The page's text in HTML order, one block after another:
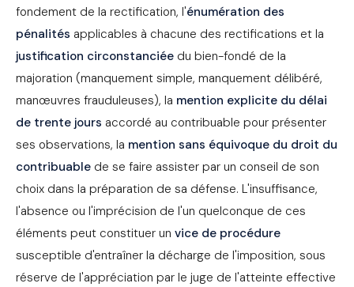
fondement de la rectification, l'énumération des
pénalités applicables à chacune des rectifications et la
justification circonstanciée du bien-fondé de la
majoration (manquement simple, manquement délibéré,
manœuvres frauduleuses), la mention explicite du délai
de trente jours accordé au contribuable pour présenter
ses observations, la mention sans équivoque du droit du
contribuable de se faire assister par un conseil de son
choix dans la préparation de sa défense. L'insuffisance,
l'absence ou l'imprécision de l'un quelconque de ces
éléments peut constituer un vice de procédure
susceptible d'entraîner la décharge de l'imposition, sous
réserve de l'appréciation par le juge de l'atteinte effective